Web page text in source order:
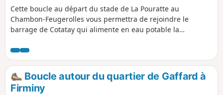
Cette boucle au départ du stade de La Pouratte au
Chambon-Feugerolles vous permettra de rejoindre le
barrage de Cotatay qui alimente en eau potable la
surplomber la vallée de l'Ondaine.
Boucle autour du quartier de Gaffard à
Firminy